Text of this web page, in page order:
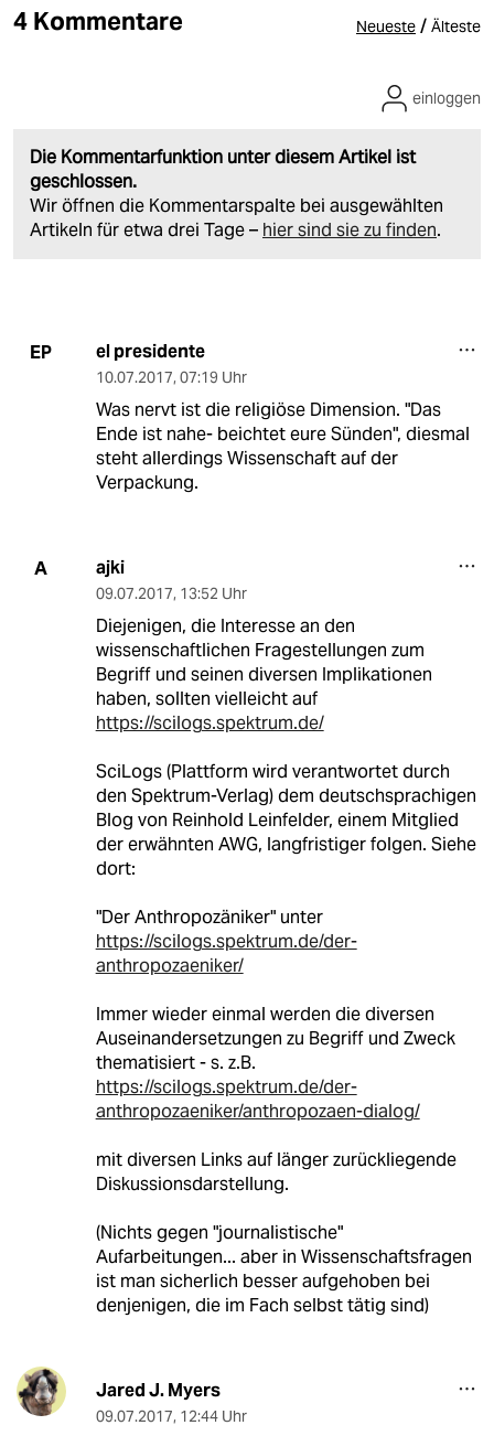
4 Kommentare Neueste / Älteste
Die Kommentarfunktion unter diesem Artikel ist
geschlossen.
Wir öffnen die Kommentarspalte bei ausgewählten
Artikeln für etwa drei Tage – hier sind sie zu finden.
einloggen
EP el presidente
10.07.2017, 07:19 Uhr
Was nervt ist die religiöse Dimension. "Das
Ende ist nahe- beichtet eure Sünden", diesmal
steht allerdings Wissenschaft auf der
Verpackung.
A ajki
09.07.2017, 13:52 Uhr
Diejenigen, die Interesse an den
wissenschaftlichen Fragestellungen zum
Begriff und seinen diversen Implikationen
haben, sollten vielleicht auf
https://scilogs.spektrum.de/
SciLogs (Plattform wird verantwortet durch
den Spektrum-Verlag) dem deutschsprachigen
Blog von Reinhold Leinfelder, einem Mitglied
der erwähnten AWG, langfristiger folgen. Siehe
dort:
"Der Anthropozäniker" unter
https://scilogs.spektrum.de/der-
anthropozaeniker/
Immer wieder einmal werden die diversen
Auseinandersetzungen zu Begriff und Zweck
thematisiert - s. z.B.
https://scilogs.spektrum.de/der-
anthropozaeniker/anthropozaen-dialog/
mit diversen Links auf länger zurückliegende
Diskussionsdarstellung.
(Nichts gegen "journalistische"
Aufarbeitungen... aber in Wissenschaftsfragen
ist man sicherlich besser aufgehoben bei
denjenigen, die im Fach selbst tätig sind)
Jared J. Myers
09.07.2017, 12:44 Uhr